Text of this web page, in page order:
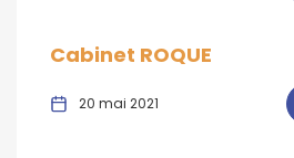
Cabinet ROQUE
20 mai 2021